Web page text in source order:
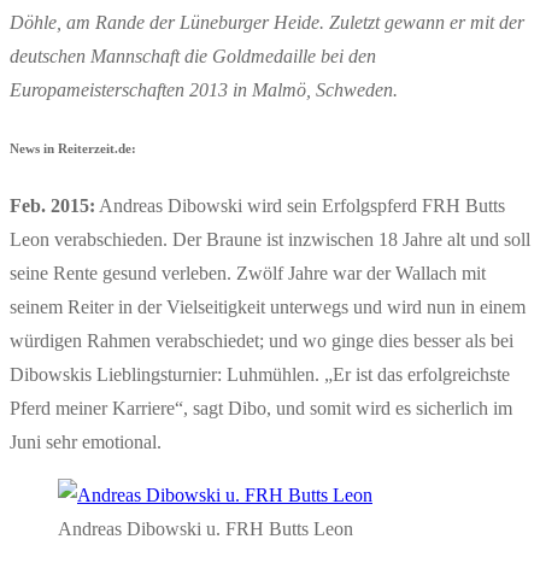
Döhle, am Rande der Lüneburger Heide. Zuletzt gewann er mit der
deutschen Mannschaft die Goldmedaille bei den
Europameisterschaften 2013 in Malmö, Schweden.
News in Reiterzeit.de:
Feb. 2015: Andreas Dibowski wird sein Erfolgspferd FRH Butts
Leon verabschieden. Der Braune ist inzwischen 18 Jahre alt und soll
seine Rente gesund verleben. Zwölf Jahre war der Wallach mit
seinem Reiter in der Vielseitigkeit unterwegs und wird nun in einem
würdigen Rahmen verabschiedet; und wo ginge dies besser als bei
Dibowskis Lieblingsturnier: Luhmühlen. „Er ist das erfolgreichste
Pferd meiner Karriere“, sagt Dibo, und somit wird es sicherlich im
Juni sehr emotional.
Andreas Dibowski u. FRH Butts Leon